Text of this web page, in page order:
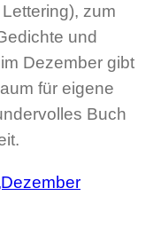
zum
und
Dezember gibt
für eigene
Buch